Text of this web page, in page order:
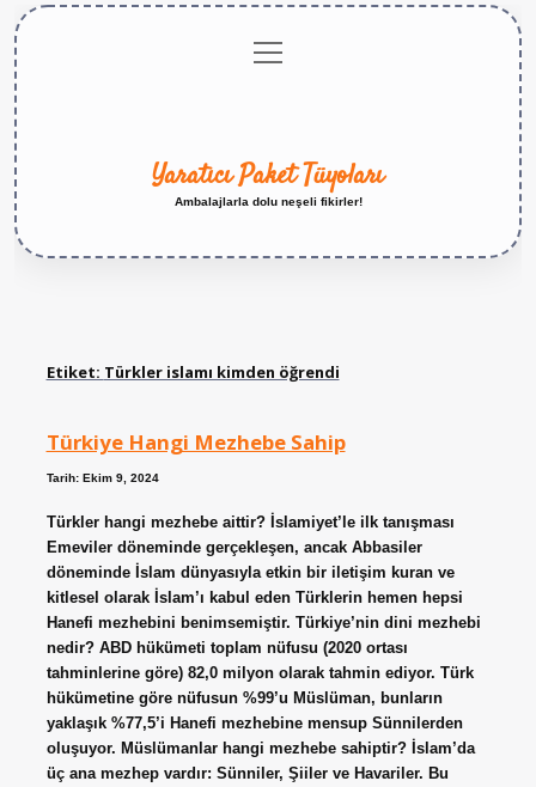
menüyü
aç
Yaratıcı Paket Tüyoları
Ambalajlarla dolu neşeli fikirler!
Etiket: Türkler islamı kimden öğrendi
Türkiye Hangi Mezhebe Sahip
Tarih: Ekim 9, 2024
Türkler hangi mezhebe aittir? İslamiyet’le ilk tanışması
Emeviler döneminde gerçekleşen, ancak Abbasiler
döneminde İslam dünyasıyla etkin bir iletişim kuran ve
kitlesel olarak İslam’ı kabul eden Türklerin hemen hepsi
Hanefi mezhebini benimsemiştir. Türkiye’nin dini mezhebi
nedir? ABD hükümeti toplam nüfusu (2020 ortası
tahminlerine göre) 82,0 milyon olarak tahmin ediyor. Türk
hükümetine göre nüfusun %99’u Müslüman, bunların
yaklaşık %77,5’i Hanefi mezhebine mensup Sünnilerden
oluşuyor. Müslümanlar hangi mezhebe sahiptir? İslam’da
üç ana mezhep vardır: Sünniler, Şiiler ve Havariler. Bu